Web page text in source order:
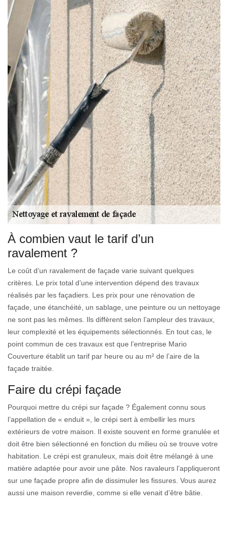
À combien vaut le tarif d’un
ravalement ?
Le coût d’un ravalement de façade varie suivant quelques
critères. Le prix total d’une intervention dépend des travaux
réalisés par les façadiers. Les prix pour une rénovation de
façade, une étanchéité, un sablage, une peinture ou un nettoyage
ne sont pas les mêmes. Ils diffèrent selon l’ampleur des travaux,
leur complexité et les équipements sélectionnés. En tout cas, le
point commun de ces travaux est que l’entreprise Mario
Couverture établit un tarif par heure ou au m² de l’aire de la
façade traitée.
Faire du crépi façade
Pourquoi mettre du crépi sur façade ? Également connu sous
l’appellation de « enduit », le crépi sert à embellir les murs
extérieurs de votre maison. Il existe souvent en forme granulée et
doit être bien sélectionné en fonction du milieu où se trouve votre
habitation. Le crépi est granuleux, mais doit être mélangé à une
matière adaptée pour avoir une pâte. Nos ravaleurs l’appliqueront
sur une façade propre afin de dissimuler les fissures. Vous aurez
aussi une maison reverdie, comme si elle venait d’être bâtie.